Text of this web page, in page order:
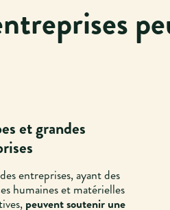
et grandes
entreprises, ayant des
humaines et matérielles
peuvent soutenir une